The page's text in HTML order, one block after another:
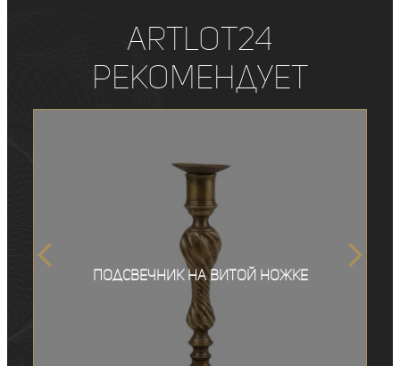
ArtLot24
рекомендует
Подсвечник на витой ножке